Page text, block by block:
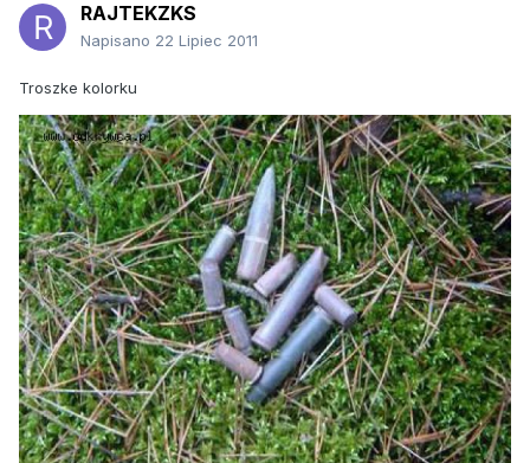
RAJTEKZKS
Napisano 22 Lipiec 2011
Troszke kolorku